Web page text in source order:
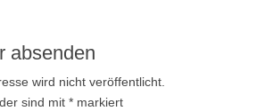
absenden
wird nicht veröffentlicht.
sind mit *markiert